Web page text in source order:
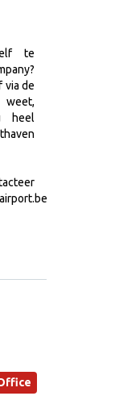
te
via de
weet,
heel